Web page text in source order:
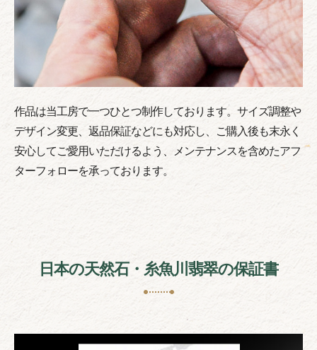
作品は当工房で一つひとつ制作しております。サイズ調整や
デザイン変更、返品保証などにも対応し、ご購入後も末永く
安心してご愛用いただけるよう、メンテナンスを含めたアフ
ターフォローを承っております。
日本の天然石・糸魚川翡翠の保証書